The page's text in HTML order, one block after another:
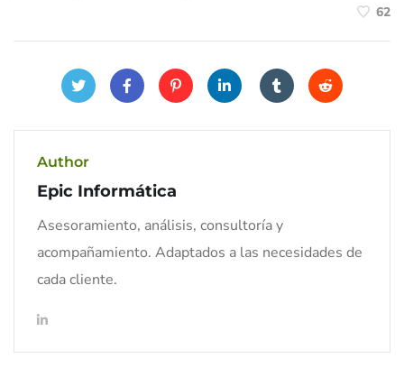
62
Author
Epic Informática
Asesoramiento, análisis, consultoría y
acompañamiento. Adaptados a las necesidades de
cada cliente.